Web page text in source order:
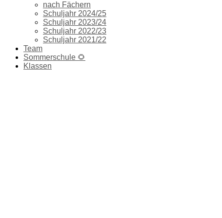
nach Fächern
Schuljahr 2024/25
Schuljahr 2023/24
Schuljahr 2022/23
Schuljahr 2021/22
Team
Sommerschule 🌻
Klassen